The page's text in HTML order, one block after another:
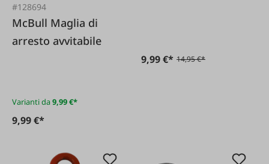
#128694
McBull Maglia di
arresto avvitabile
Varianti da9,99 €*
9,99 €*
9,99 €* 14,95 €*